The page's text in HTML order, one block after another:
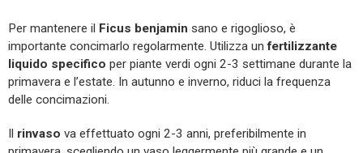
Per mantenere il Ficus benjamin sano e rigoglioso, è
importante concimarlo regolarmente. Utilizza unfertilizzante
liquido specifico per piante verdi ogni 2-3 settimane durante la
primavera e l’estate. In autunno e inverno, riduci la frequenza
delle concimazioni.
rinvaso va effettuato ogni 2-3 anni, preferibilmente in